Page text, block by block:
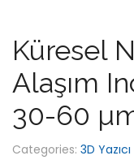
Küresel
Alaşım
30-60
Categories: 3D